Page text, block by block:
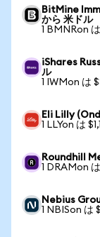
BitMine
から 米ドル
1 BMNRon
iShares
ル
1 IWMon は
Eli Lilly
1 LLYon は
Roundhill
1 DRAMon
Nebius
1 NBISon は